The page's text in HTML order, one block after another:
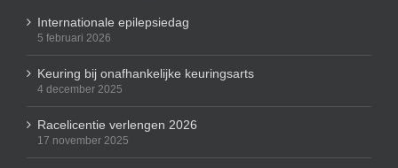
Internationale epilepsiedag
5 februari 2026
Keuring bij onafhankelijke keuringsarts
4 december 2025
Racelicentie verlengen 2026
17 november 2025